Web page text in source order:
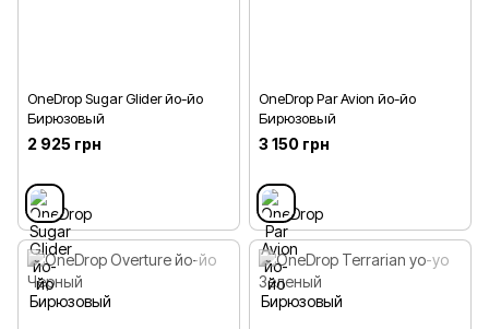
OneDrop Sugar Glider йо-йо
Бирюзовый
2 925 грн
OneDrop Par Avion йо-йо
Бирюзовый
3 150 грн